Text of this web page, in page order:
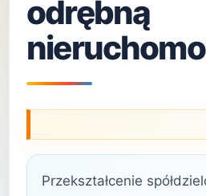
odrębną
Przekształcenie